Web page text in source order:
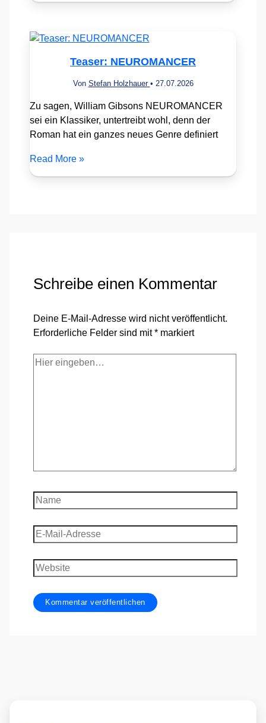
Teaser: NEUROMANCER
Von Stefan Holzhauer • 27.07.2026
Zu sagen, William Gibsons NEUROMANCER
sei ein Klassiker, untertreibt wohl, denn der
Roman hat ein ganzes neues Genre definiert
Read More »
Schreibe einen Kommentar
Deine E-Mail-Adresse wird nicht veröffentlicht.
Erforderliche Felder sind mit* markiert
Hier
Name
E-
Mail-
Adresse
Website